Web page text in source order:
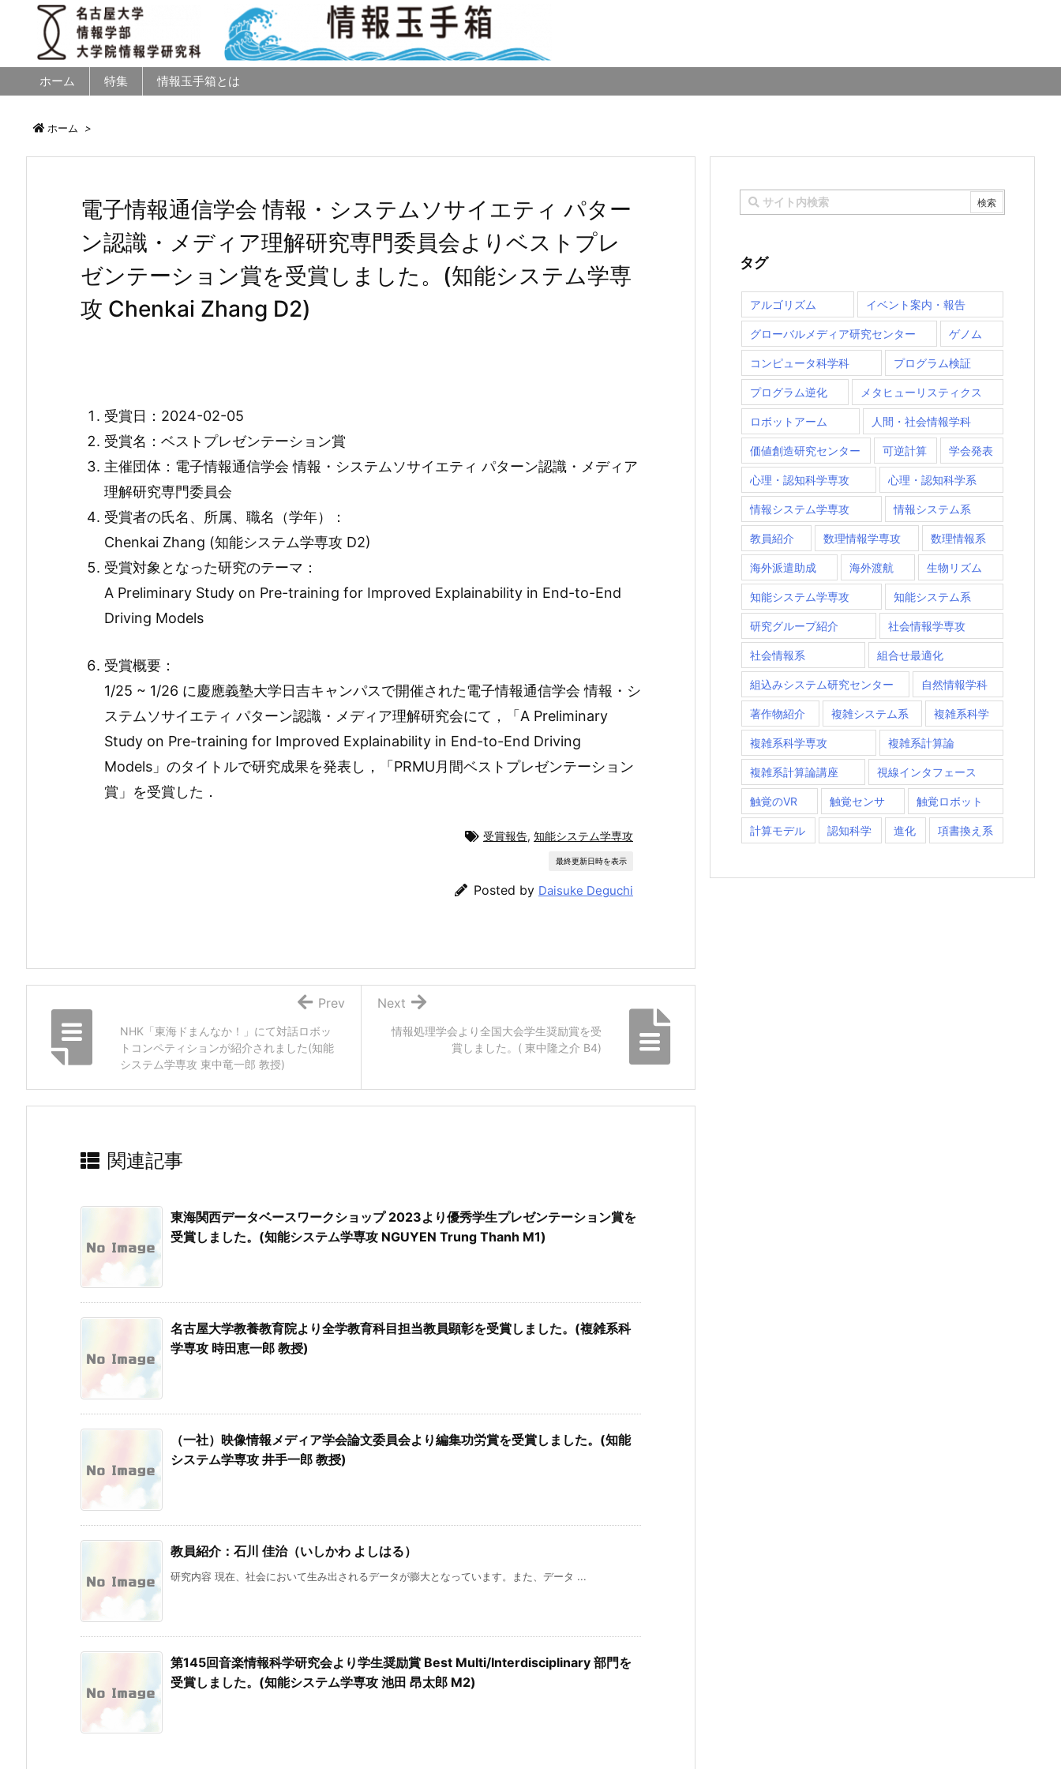
ホーム 特集 情報玉手箱とは
ホーム >
電子情報通信学会 情報・システムソサイエティ パター
ン認識・メディア理解研究専門委員会よりベストプレ
ゼンテーション賞を受賞しました。(知能システム学専
攻 Chenkai Zhang D2)
受賞日：2024-02-05
受賞名：ベストプレゼンテーション賞
主催団体：電子情報通信学会 情報・システムソサイエティ パターン認識・メディア
理解研究専門委員会
受賞者の氏名、所属、職名（学年）：
Chenkai Zhang (知能システム学専攻 D2)
受賞対象となった研究のテーマ：
A Preliminary Study on Pre-training for Improved Explainability in End-to-End
Driving Models
受賞概要：
1/25 ~ 1/26 に慶應義塾大学日吉キャンパスで開催された電子情報通信学会 情報・シ
ステムソサイエティ パターン認識・メディア理解研究会にて，「A Preliminary
Study on Pre-training for Improved Explainability in End-to-End Driving
Models」のタイトルで研究成果を発表し，「PRMU月間ベストプレゼンテーション
賞」を受賞した．
受賞報告, 知能システム学専攻
最終更新日時を表示
Posted by Daisuke Deguchi
情報処理学会より全国大会学生奨励賞を受
賞しました。( 東中隆之介 B4)
Next
NHK「東海ドまんなか！」にて対話ロボッ
トコンペティションが紹介されました(知能
システム学専攻 東中竜一郎 教授)
Prev
関連記事
東海関西データベースワークショップ 2023より優秀学生プレゼンテーション賞を
受賞しました。(知能システム学専攻 NGUYEN Trung Thanh M1)
名古屋大学教養教育院より全学教育科目担当教員顕彰を受賞しました。(複雑系科
学専攻 時田恵一郎 教授)
（一社）映像情報メディア学会論文委員会より編集功労賞を受賞しました。(知能
システム学専攻 井手一郎 教授)
教員紹介：石川 佳治（いしかわ よしはる）
研究内容 現在、社会において生み出されるデータが膨大となっています。また、データ ...
第145回音楽情報科学研究会より学生奨励賞 Best Multi/Interdisciplinary 部門を
受賞しました。(知能システム学専攻 池田 昂太郎 M2)
タグ
アルゴリズム イベント案内・報告
グローバルメディア研究センター ゲノム
コンピュータ科学科 プログラム検証
プログラム逆化 メタヒューリスティクス
ロボットアーム 人間・社会情報学科
価値創造研究センター 可逆計算 学会発表
心理・認知科学専攻 心理・認知科学系
情報システム学専攻 情報システム系
教員紹介 数理情報学専攻 数理情報系
海外派遣助成 海外渡航 生物リズム
知能システム学専攻 知能システム系
研究グループ紹介 社会情報学専攻
社会情報系 組合せ最適化
組込みシステム研究センター 自然情報学科
著作物紹介 複雑システム系 複雑系科学
複雑系科学専攻 複雑系計算論
複雑系計算論講座 視線インタフェース
触覚のVR 触覚センサ 触覚ロボット
計算モデル 認知科学 進化 項書換え系